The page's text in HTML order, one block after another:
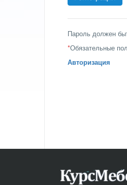
Пароль должен
*Обязательные
Авторизация